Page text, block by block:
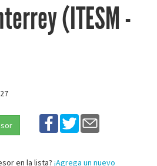
(ITESM -
en la lista? ¡Agrega un nuevo